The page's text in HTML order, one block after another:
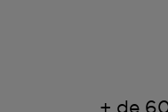
+ de